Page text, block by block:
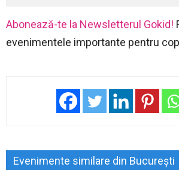
Abonează-te la Newsletterul Gokid!
evenimentele importante pentru
Evenimente similare din București